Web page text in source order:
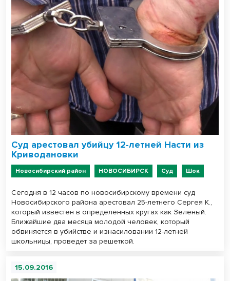
Суд арестовал убийцу 12-летней Насти из
Криводановки
Новосибирский район НОВОСИБИРСК Суд Шок
Сегодня в 12 часов по новосибирскому времени суд
Новосибирского района арестовал 25-летнего Сергея К.,
который известен в определенных кругах как Зеленый.
Ближайшие два месяца молодой человек, который
обвиняется в убийстве и изнасиловании 12-летней
школьницы, проведет за решеткой.
15.09.2016